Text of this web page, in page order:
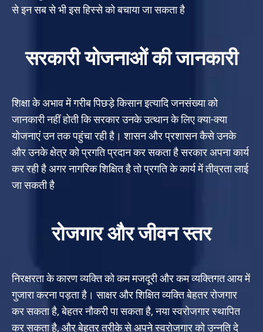
से इन सब से भी इस हिस्से को बचाया जा सकता है
सरकारी योजनाओं की जानकारी
शिक्षा के अभाव में गरीब पिछड़े किसान इत्यादि जनसंख्या को
जानकारी नहीं होती कि सरकार उनके उत्थान के लिए क्या-क्या
योजनाएं उन तक पहुंचा रही है। शासन और प्रशासन कैसे उनके
और उनके क्षेत्र को प्रगति प्रदान कर सकता है सरकार अपना कार्य
कर रही है अगर नागरिक शिक्षित है तो प्रगति के कार्य में तीव्रता लाई
जा सकती है
रोजगार और जीवन स्तर
निरक्षरता के कारण व्यक्ति को कम मजदूरी और कम व्यक्तिगत आय में
गुजारा करना पड़ता है। साक्षर और शिक्षित व्यक्ति बेहतर रोजगार
कर सकता है, बेहतर नौकरी पा सकता है, नया स्वरोजगार स्थापित
कर सकता है, और बेहतर तरीके से अपने स्वरोजगार को उन्नति दे